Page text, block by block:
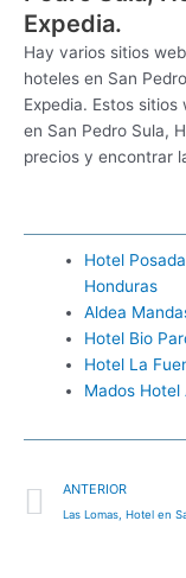
Expedia.
Hay varios sitios
hoteles en San
Expedia. Estos
en San Pedro Sula,
precios y encontrar
Hotel
Honduras
Aldea
Hotel Bio
Hotel La
Mados
Ant
ANTERIOR